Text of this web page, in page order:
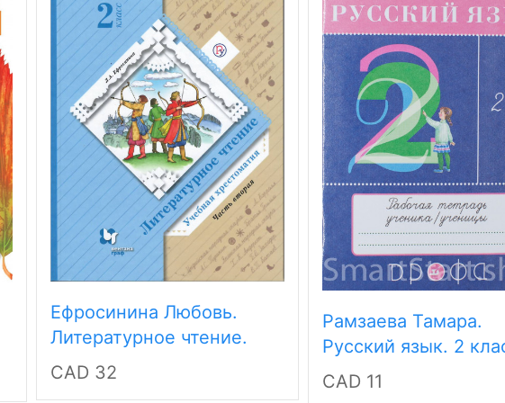
Ефросинина Любовь.
Литературное чтение.
Хрестоматия. 2 класс.
CAD 32
Рамзаева Тамара.
Русский язык. 2
Тетрадь для
CAD 11